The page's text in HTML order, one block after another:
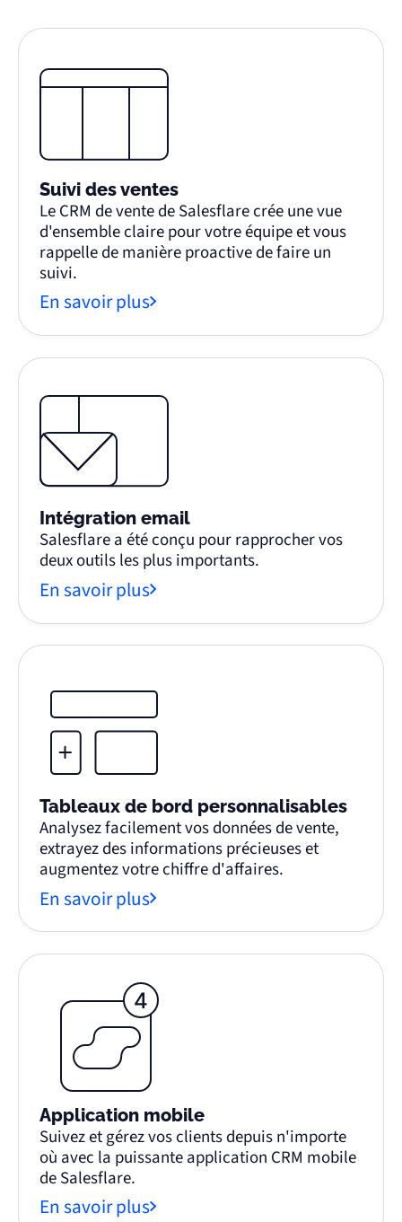
Suivi des ventes
Le CRM de vente de Salesflare crée une vue
d'ensemble claire pour votre équipe et vous
rappelle de manière proactive de faire un
suivi.
En savoir plus
Intégration email
Salesflare a été conçu pour rapprocher vos
deux outils les plus importants.
En savoir plus
Tableaux de bord personnalisables
Analysez facilement vos données de vente,
extrayez des informations précieuses et
augmentez votre chiffre d'affaires.
En savoir plus
Application mobile
Suivez et gérez vos clients depuis n'importe
où avec la puissante application CRM mobile
de Salesflare.
En savoir plus